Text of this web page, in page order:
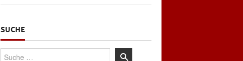
SUCHE
Suche: